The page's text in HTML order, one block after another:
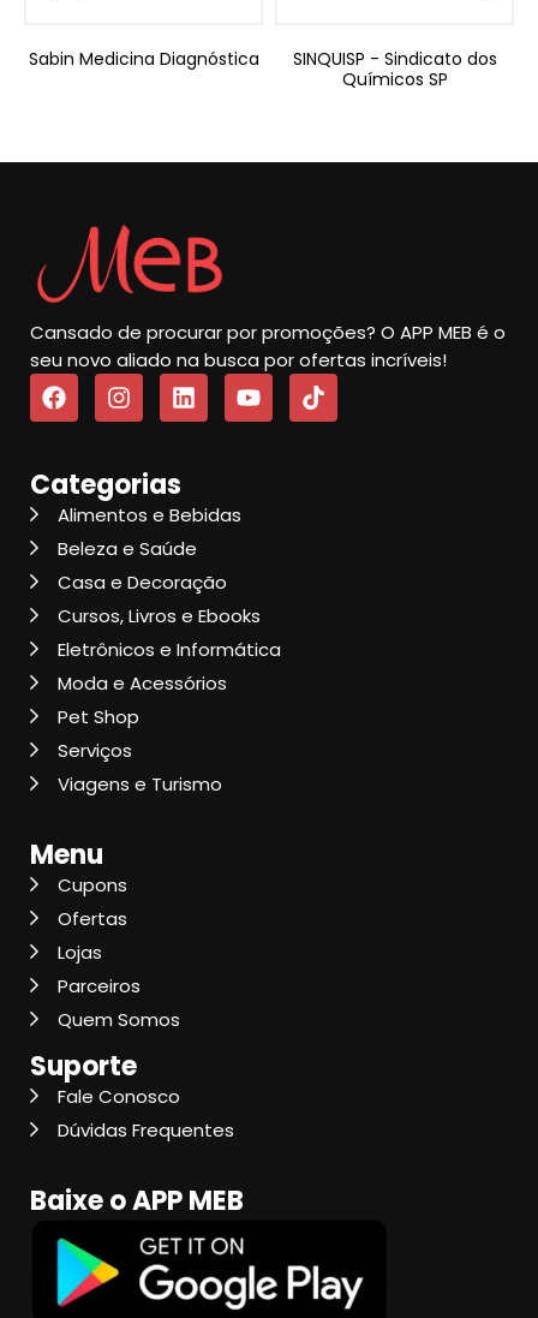
Sabin Medicina Diagnóstica
SINQUISP - Sindicato dos
Químicos SP
Cansado de procurar por promoções? O APP MEB é o
seu novo aliado na busca por ofertas incríveis!
Categorias
Alimentos e Bebidas
Beleza e Saúde
Casa e Decoração
Cursos, Livros e Ebooks
Eletrônicos e Informática
Moda e Acessórios
Pet Shop
Serviços
Viagens e Turismo
Menu
Cupons
Ofertas
Lojas
Parceiros
Quem Somos
Suporte
Fale Conosco
Dúvidas Frequentes
Baixe o APP MEB